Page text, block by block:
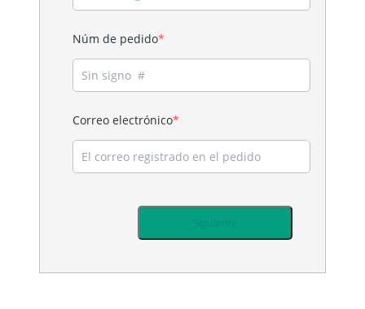
Núm de pedido*
Correo electrónico*